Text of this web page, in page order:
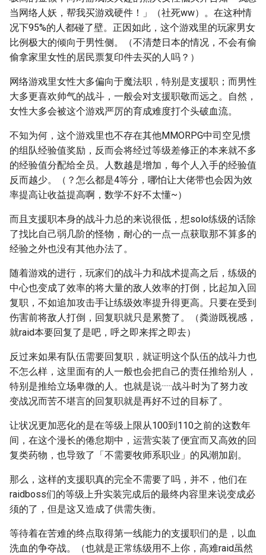
当网络人妖，帮我买游戏硬件！」（社死ww）。在这种情
况下95%的人都碰了壁。正因如此，这个游戏里的玩家男女
比例极大的倾向于男性侧。（不清楚日本的情况，不会有偷
偷拿家里女性的居民票复印件去买的人吗？）
网络游戏里女性大多偏向于魔法职，特别是支援职；而男性
大多更喜欢帅气的战斗，一般会对支援职敬而远之。自然，
女性大多会被这个游戏严厉的育成难度打个头破血流。
不知为何，这个游戏里也不存在其他MMORPG中司空见惯
的组队经验值奖励，反而会将经过等级差修正的本来就不多
的经验值分配给全员。人数越是增加，每个人入手的经验值
反而越少。（？怎么都是4等分，哪怕让大佬带也会因为效
率提高让收益提高啊，数学不好不太懂~）
而且支援职本身的战斗力总的来说很低，想solo练级的话除
了找比自己弱几阶的怪物，耐心的一点一点获取那不算多的
经验之外也没有其他办法了。
随着游戏的进行，玩家们的战斗力和战术提高之后，练级的
中心也变成了效率的将大量的敌人效率的打倒，比起加入回
复职，不如追加攻击手让练级效率提升得更高。只要在受到
伤害前将敌人打倒，回复职就只是累赘了。（粪游既视感，
就raid本要回复了是吧，呼之即来挥之即去）
反过来如果有队伍需要回复职，就证明这个队伍的战斗力也
不怎么样，这里面有的人一般也会把自己的责任推给别人，
特别是推给立场卑微的人。也就是说······战斗时为了努力改
变战况而苦不堪言的回复职就是再好不过的目标了。
让状况更加恶化的是在等级上限从100到110之前的这数年
间，在这个漫长的倦怠期中，运营实装了便宜而又高效的回
复类药物，也导致了「不需要牧师系职业」的风潮加剧。
那么，这样的支援职真的完全不需要了吗，并不，他们在
raidboss们的等级上升实装完成后的最终内容里来说变成必
须的了，但是这又造成了供需失衡。
等待着在苦难的终点取得第一线能力的支援职们的是，以血
洗血的争夺战。（也就是正常练级用不上你，高难raid虽然